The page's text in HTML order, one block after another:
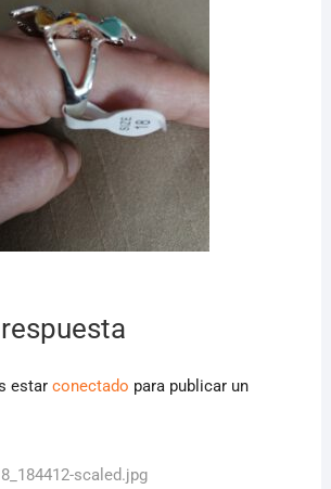
estar conectado para publicar un
scaled.jpg